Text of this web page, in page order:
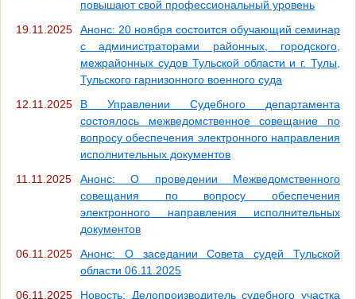
повышают свой профессиональный уровень
19.11.2025
Анонс: 20 ноября состоится обучающий семинар
с администраторами районных, городского,
межрайонных судов Тульской области и г. Тулы,
Тульского гарнизонного военного суда
12.11.2025
В Управлении Судебного департамента
состоялось межведомственное совещание по
вопросу обеспечения электронного направления
исполнительных документов
11.11.2025
Анонс: О проведении Межведомственного
совещания по вопросу обеспечения
электронного направления исполнительных
документов
06.11.2025
Анонс: О заседании Совета судей Тульской
области 06.11.2025
06.11.2025
Новость: Делопроизводитель судебного участка